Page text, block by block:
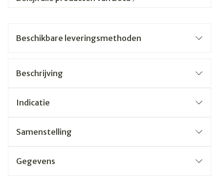
Beschikbare leveringsmethoden
Beschrijving
Indicatie
Samenstelling
Gegevens